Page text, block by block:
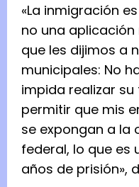
«La inmigración
no una aplicación
que les dijimos a
municipales: No
impida realizar su
permitir que mis
se expongan a la
federal, lo que es
años de prisión»,